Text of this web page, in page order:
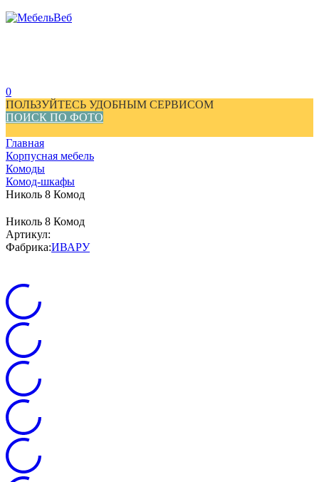
0
ПОЛЬЗУЙТЕСЬ УДОБНЫМ СЕРВИСОМ
ПОИСК ПО ФОТО
Главная
Корпусная мебель
Комоды
Комод-шкафы
Николь 8 Комод
Николь 8 Комод
Артикул:
Фабрика:ИВАРУ